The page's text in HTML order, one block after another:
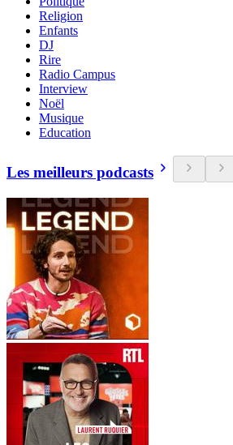
Religion
Enfants
DJ
Rire
Radio Campus
Interview
Noël
Musique
Education
Les meilleurs podcasts